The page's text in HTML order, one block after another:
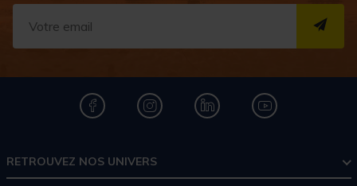
RETROUVEZ NOS UNIVERS